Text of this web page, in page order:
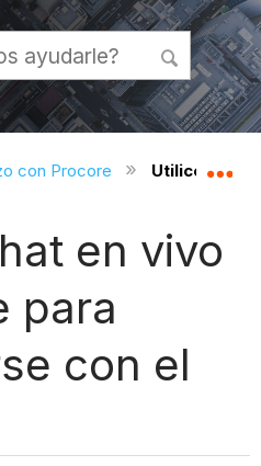
jerarquía global
con Procore Utilice el
en vivo
para
con el